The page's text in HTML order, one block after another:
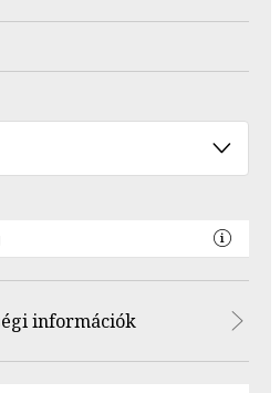
információk